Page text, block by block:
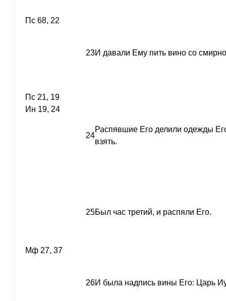
Пс 68, 22
23И давали Ему пить вино со
Пс 21, 19
Ин 19, 24
24
Распявшие Его делили одежды
взять.
25Был час третий, и распяли Его.
Мф 27, 37
26И была надпись вины Его: Царь